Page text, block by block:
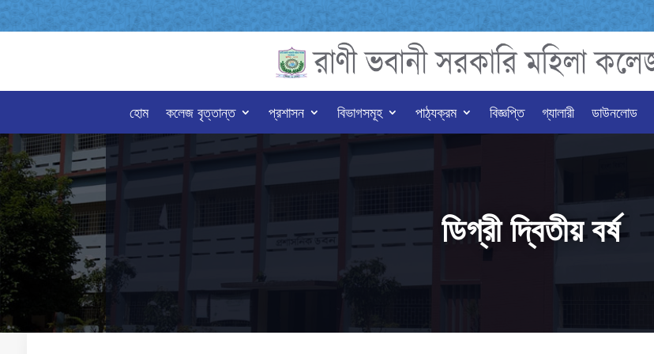
হোম কলেজ বৃত্তান্ত প্রশাসন বিভাগসমূহ পাঠ্যক্রম বিজ্ঞপ্তি গ্যালারী ডাউনলোড
ডিগ্রী দ্বিতীয় বর্ষ